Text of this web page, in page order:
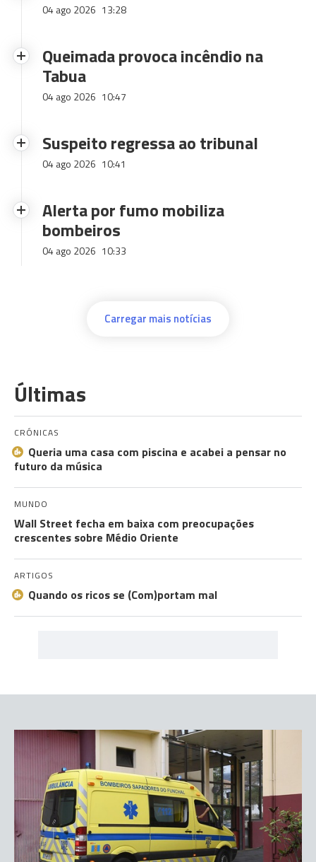
04 ago 2026 13:28
Queimada provoca incêndio na
Tabua
04 ago 2026 10:47
Suspeito regressa ao tribunal
04 ago 2026 10:41
Alerta por fumo mobiliza
bombeiros
04 ago 2026 10:33
Carregar mais notícias
Últimas
CRÓNICAS
Queria uma casa com piscina e acabei a pensar no
futuro da música
MUNDO
Wall Street fecha em baixa com preocupações
crescentes sobre Médio Oriente
ARTIGOS
Quando os ricos se (Com)portam mal